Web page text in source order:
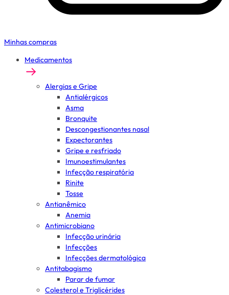
Minhas compras
Medicamentos
Alergias e Gripe
Antialérgicos
Asma
Bronquite
Descongestionantes nasal
Expectorantes
Gripe e resfriado
Imunoestimulantes
Infecção respiratória
Rinite
Tosse
Antianêmico
Anemia
Antimicrobiano
Infecção urinária
Infecções
Infecções dermatológica
Antitabagismo
Parar de fumar
Colesterol e Triglicérides